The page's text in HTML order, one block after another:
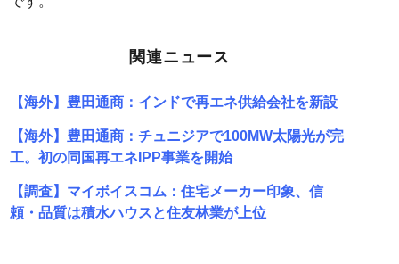
関連ニュース
【海外】豊田通商：インドで再エネ供給会社を新設
【海外】豊田通商：チュニジアで100MW太陽光が完
工。初の同国再エネIPP事業を開始
【調査】マイボイスコム：住宅メーカー印象、信
頼・品質は積水ハウスと住友林業が上位